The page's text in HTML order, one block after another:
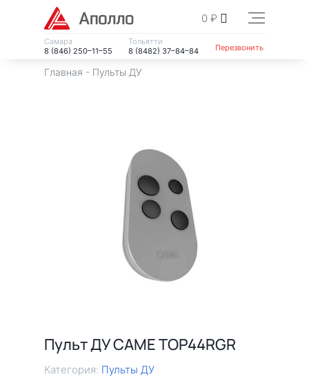
Самара
8 (846) 250–11–55
Тольятти
8 (8482) 37–84–84
0 ₽
Перезвонить
Главная - Пульты ДУ
Пульт ДУ CAME TOP44RGR
Категория: Пульты ДУ